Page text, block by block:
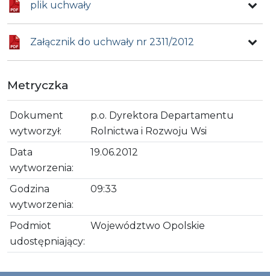
plik uchwały
Załącznik do uchwały nr 2311/2012
Metryczka
Dokument
wytworzył:
p.o. Dyrektora Departamentu
Rolnictwa i Rozwoju Wsi
Data
wytworzenia:
19.06.2012
Godzina
wytworzenia:
09:33
Podmiot
udostępniający:
Województwo Opolskie